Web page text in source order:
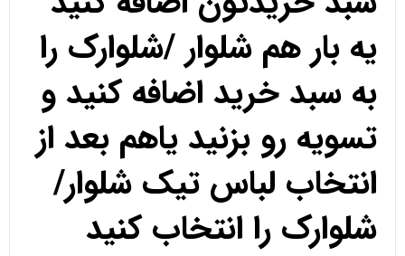
یه بار هم شلوار /شلوارک را
به سبد خرید اضافه کنید و
تسویه رو بزنید یاهم بعد از
انتخاب لباس تیک شلوار/
شلوارک را انتخاب کنید